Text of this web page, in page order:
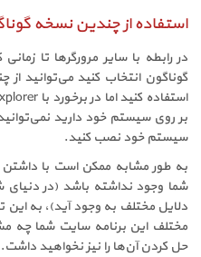
استفاده از چندین نسخه
در رابطه با سایر مرورگرها تا
گوناگون انتخاب کنید می‌توانید
استفاده کنید اما در برخورد با
بر روی سیستم خود دارید
سیستم خود نصب کنید.
به طور مشابه ممکن است با داشتن
شما وجود نداشته باشد (در
دلایل مختلف به وجود آید)، به
مختلف این برنامه سایت شما چه
حل کردن آن‌ها را نیز نخواهید داشت.